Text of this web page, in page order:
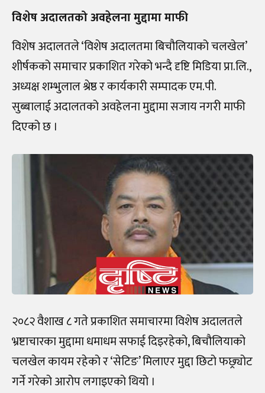
विशेष अदालतको अवहेलना मुद्दामा माफी
विशेष अदालतले ‘विशेष अदालतमा बिचौलियाको चलखेल’
शीर्षकको समाचार प्रकाशित गरेको भन्दै दृष्टि मिडिया प्रा.लि.,
अध्यक्ष शम्भुलाल श्रेष्ठ र कार्यकारी सम्पादक एम.पी.
सुब्बालाई अदालतको अवहेलना मुद्दामा सजाय नगरी माफी
दिएको छ ।
२०८२ वैशाख ८ गते प्रकाशित समाचारमा विशेष अदालतले
भ्रष्टाचारका मुद्दामा धमाधम सफाई दिइरहेको, बिचौलियाको
चलखेल कायम रहेको र ‘सेटिङ’ मिलाएर मुद्दा छिटो फछ्र्योट
गर्ने गरेको आरोप लगाइएको थियो ।